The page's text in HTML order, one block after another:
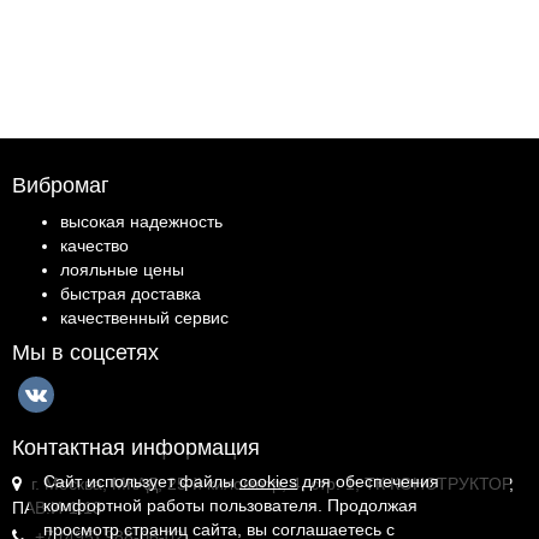
Вибромаг
высокая надежность
качество
лояльные цены
быстрая доставка
качественный сервис
Мы в соцсетях
Контактная информация
г. Москва, МКАД, 25-й километр, 4, стр. 1, ТК КОНСТРУКТОР,
ПАВ.И-1.18
Сайт использует файлыcookiesдля обеспечения
комфортной работы пользователя. Продолжая
просмотр страниц сайта, вы соглашаетесь с